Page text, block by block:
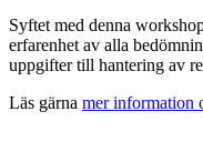
Syftet med denna
erfarenhet av alla
uppgifter till hantering av
Läs gärna mer information